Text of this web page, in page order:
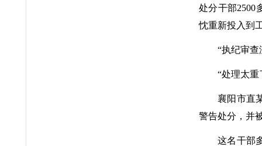
处分干部2500
忱重新投入到
“执纪审查
“处理太重
襄阳市直
警告处分，并
这名干部